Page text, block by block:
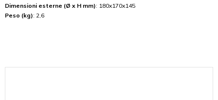
Dimensioni esterne (Ø x H mm): 180x170x145
Peso (kg): 2,6